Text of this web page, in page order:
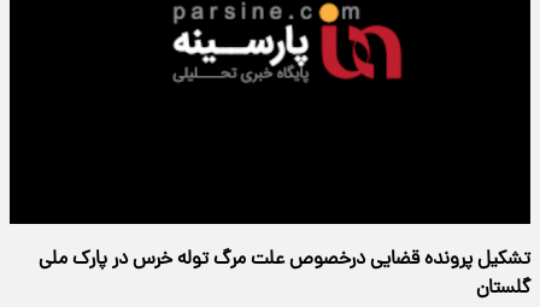
تشکیل پرونده قضایی درخصوص علت مرگ توله خرس در پارک ملی
گلستان